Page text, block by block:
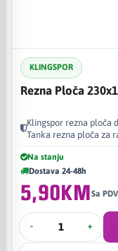
KLINGSPOR
Rezna Ploča
Klingspor rezna ploča
Tanka rezna ploča za
Na stanju
Dostava 24-48h
5,90KMSa
- +